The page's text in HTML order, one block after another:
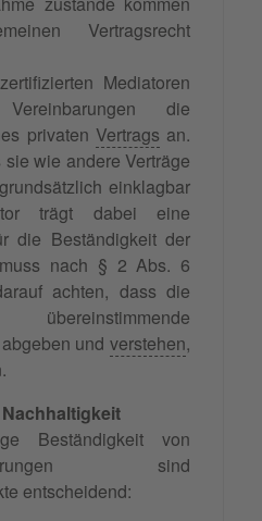
Vertragsrecht
Mediatoren
die
privaten Vertrags an.
wie andere Verträge
einklagbar
trägt dabei eine
die Beständigkeit der
nach § 2 Abs. 6
achten, dass die
abgeben und verstehen,
Beständigkeit von
sind
entscheidend: